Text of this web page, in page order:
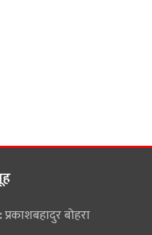
प्रकाशबहादुर बोहरा